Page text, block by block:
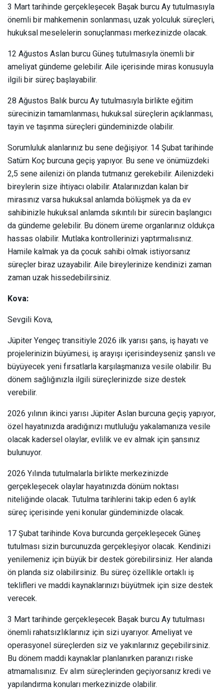
3 Mart tarihinde gerçekleşecek Başak burcu Ay tutulmasıyla
önemli bir mahkemenin sonlanması, uzak yolculuk süreçleri,
hukuksal meselelerin sonuçlanması merkezinizde olacak.
12 Ağustos Aslan burcu Güneş tutulmasıyla önemli bir
ameliyat gündeme gelebilir. Aile içerisinde miras konusuyla
ilgili bir süreç başlayabilir.
28 Ağustos Balık burcu Ay tutulmasıyla birlikte eğitim
sürecinizin tamamlanması, hukuksal süreçlerin açıklanması,
tayin ve taşınma süreçleri gündeminizde olabilir.
Sorumluluk alanlarınız bu sene değişiyor. 14 Şubat tarihinde
Satürn Koç burcuna geçiş yapıyor. Bu sene ve önümüzdeki
2,5 sene ailenizi ön planda tutmanız gerekebilir. Ailenizdeki
bireylerin size ihtiyacı olabilir. Atalarınızdan kalan bir
mirasınız varsa hukuksal anlamda bölüşmek ya da ev
sahibinizle hukuksal anlamda sıkıntılı bir sürecin başlangıcı
da gündeme gelebilir. Bu dönem üreme organlarınız oldukça
hassas olabilir. Mutlaka kontrollerinizi yaptırmalısınız.
Hamile kalmak ya da çocuk sahibi olmak istiyorsanız
süreçler biraz uzayabilir. Aile bireylerinize kendinizi zaman
zaman uzak hissedebilirsiniz.
Kova:
Sevgili Kova,
Jüpiter Yengeç transitiyle 2026 ilk yarısı şans, iş hayatı ve
projelerinizin büyümesi, iş arayışı içerisindeyseniz şanslı ve
büyüyecek yeni fırsatlarla karşılaşmanıza vesile olabilir. Bu
dönem sağlığınızla ilgili süreçlerinizde size destek
verebilir.
2026 yılının ikinci yarısı Jüpiter Aslan burcuna geçiş yapıyor,
özel hayatınızda aradığınızı mutluluğu yakalamanıza vesile
olacak kadersel olaylar, evlilik ve ev almak için şansınız
bulunuyor.
2026 Yılında tutulmalarla birlikte merkezinizde
gerçekleşecek olaylar hayatınızda dönüm noktası
niteliğinde olacak. Tutulma tarihlerini takip eden 6 aylık
süreç içerisinde yeni konular gündeminizde olacak.
17 Şubat tarihinde Kova burcunda gerçekleşecek Güneş
tutulması sizin burcunuzda gerçekleşiyor olacak. Kendinizi
yenilemeniz için büyük bir destek görebilirsiniz. Her alanda
ön planda siz olabilirsiniz. Bu süreç özellikle ortaklı iş
teklifleri ve maddi kaynaklarınızı büyütmek için size destek
verecek.
3 Mart tarihinde gerçekleşecek Başak burcu Ay tutulması
önemli rahatsızlıklarınız için sizi uyarıyor. Ameliyat ve
operasyonel süreçlerden siz ve yakınlarınız geçebilirsiniz.
Bu dönem maddi kaynaklar planlanırken paranızı riske
atmamalısınız. Ev alım süreçlerinden geçiyorsanız kredi ve
yapılandırma konuları merkezinizde olabilir.